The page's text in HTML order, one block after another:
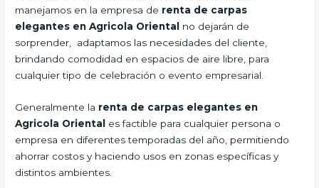
manejamos en la empresa de renta de carpas
elegantes en Agricola Oriental
no dejarán de
sorprender, adaptamos las necesidades del cliente,
brindando comodidad en espacios de aire libre, para
cualquier tipo de celebración o evento empresarial.
Generalmente la renta de carpas elegantes en
Agricola Oriental
es factible para cualquier persona o
empresa en diferentes temporadas del año, permitiendo
ahorrar costos y haciendo usos en zonas específicas y
distintos ambientes.